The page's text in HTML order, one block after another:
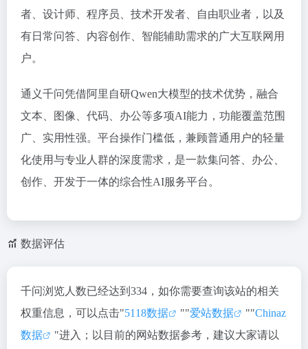
者、设计师、程序员、技术开发者、自由职业者，以及
有日常问答、内容创作、智能辅助需求的广大互联网用
户。
通义千问凭借阿里自研Qwen大模型的技术优势，融合
文本、图像、代码、办公等多项AI能力，功能覆盖范围
广、实用性强。平台操作门槛低，兼顾普通用户的轻量
化使用与专业人群的深度需求，是一款集问答、办公、
创作、开发于一体的综合性AI服务平台。
数据评估
千问浏览人数已经达到334，如你需要查询该站的相关
权重信息，可以点击"5118数据 ""爱站数据 ""Chinaz
数据
"进入；以目前的网站数据参考，建议大家请以